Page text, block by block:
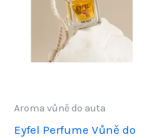
Aroma vůně do auta
Eyfel Perfume Vůně do